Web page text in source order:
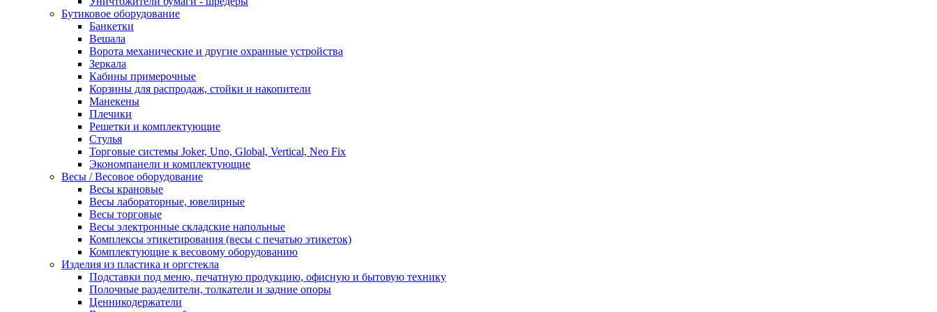
Бутиковое оборудование
Банкетки
Вешала
Ворота механические и другие охранные устройства
Зеркала
Кабины примерочные
Корзины для распродаж, стойки и накопители
Манекены
Плечики
Решетки и комплектующие
Стулья
Торговые системы Joker, Uno, Global, Vertical, Neo Fix
Экономпанели и комплектующие
Весы / Весовое оборудование
Весы крановые
Весы лабораторные, ювелирные
Весы торговые
Весы электронные складские напольные
Комплексы этикетирования (весы с печатью этикеток)
Комплектующие к весовому оборудованию
Изделия из пластика и оргстекла
Подставки под меню, печатную продукцию, офисную и бытовую технику
Полочные разделители, толкатели и задние опоры
Ценникодержатели